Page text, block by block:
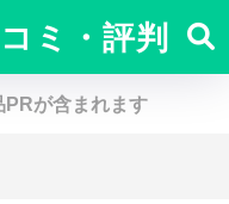
ミ・評判
が含まれます